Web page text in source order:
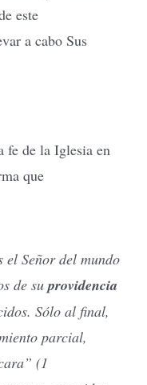
este
a cabo Sus
fe de la Iglesia en
que
el Señor del mundo
de su providencia
Sólo al final,
parcial,
(1